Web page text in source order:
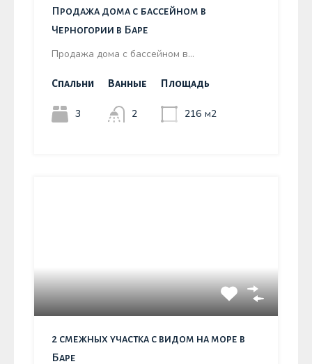
Продажа дома с бассейном в
Черногории в Баре
Продажа дома с бассейном в…
Спальни
3
Ванные
2
Площадь
216 м2
2 смежных участка с видом на море в
Баре